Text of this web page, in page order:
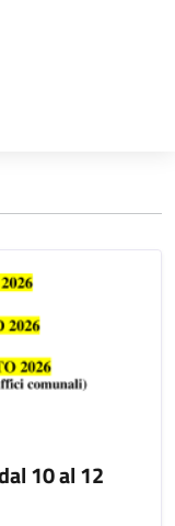
10 al 12